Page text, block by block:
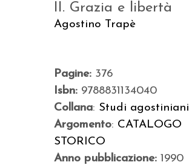
II. Grazia e libertà
Agostino Trapè
Pagine: 376
Isbn: 9788831134040
Collana: Studi agostiniani
Argomento: CATALOGO
STORICO
Anno pubblicazione: 1990